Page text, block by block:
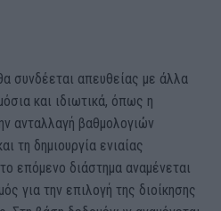
συνδέεται απευθείας με άλλα
και ιδιωτικά, όπως η
ανταλλαγή βαθμολογιών
τη δημιουργία ενιαίας
επόμενο διάστημα αναμένεται
για την επιλογή της διοίκησης